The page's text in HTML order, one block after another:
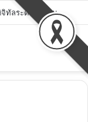
อบรมออนไลน์ฟรี หลักสูตรพัฒนาสมรรถนะดิจิทัลระดับพื้นฐาน สพฐ. DC1 – DC7 รับวุฒิบัตร สพฐ.